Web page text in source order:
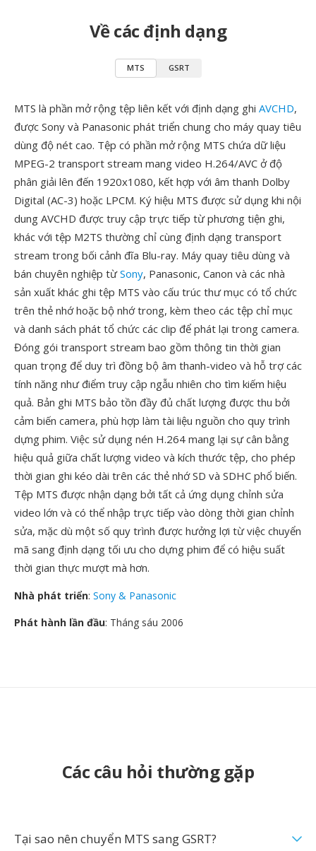
Về các định dạng
MTS GSRT
MTS là phần mở rộng tệp liên kết với định dạng ghi AVCHD,
được Sony và Panasonic phát triển chung cho máy quay tiêu
dùng độ nét cao. Tệp có phần mở rộng MTS chứa dữ liệu
MPEG-2 transport stream mang video H.264/AVC ở độ
phân giải lên đến 1920x1080, kết hợp với âm thanh Dolby
Digital (AC-3) hoặc LPCM. Ký hiệu MTS được sử dụng khi nội
dung AVCHD được truy cập trực tiếp từ phương tiện ghi,
khác với tệp M2TS thường chỉ cùng định dạng transport
stream trong bối cảnh đĩa Blu-ray. Máy quay tiêu dùng và
bán chuyên nghiệp từSony, Panasonic, Canon và các nhà
sản xuất khác ghi tệp MTS vào cấu trúc thư mục có tổ chức
trên thẻ nhớ hoặc bộ nhớ trong, kèm theo các tệp chỉ mục
và danh sách phát tổ chức các clip để phát lại trong camera.
Đóng gói transport stream bao gồm thông tin thời gian
quan trọng để duy trì đồng bộ âm thanh-video và hỗ trợ các
tính năng như điểm truy cập ngẫu nhiên cho tìm kiếm hiệu
quả. Bản ghi MTS bảo tồn đầy đủ chất lượng được thu bởi
cảm biến camera, phù hợp làm tài liệu nguồn cho quy trình
dựng phim. Việc sử dụng nén H.264 mang lại sự cân bằng
hiệu quả giữa chất lượng video và kích thước tệp, cho phép
thời gian ghi kéo dài trên các thẻ nhớ SD và SDHC phổ biến.
Tệp MTS được nhận dạng bởi tất cả ứng dụng chỉnh sửa
video lớn và có thể nhập trực tiếp vào dòng thời gian chỉnh
sửa, mặc dù một số quy trình được hưởng lợi từ việc chuyển
mã sang định dạng tối ưu cho dựng phim để có hiệu suất
thời gian thực mượt mà hơn.
Nhà phát triển: Sony & Panasonic
Phát hành lần đầu: Tháng sáu 2006
Các câu hỏi thường gặp
Tại sao nên chuyển MTS sang GSRT?